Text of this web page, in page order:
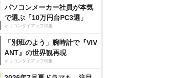
パソコンメーカー社員が本気
で選ぶ「10万円台PC3選」
オリコンタイアップ特集
「別班のよう」腕時計で『VIV
ANT』の世界観再現
オリコンタイアップ特集